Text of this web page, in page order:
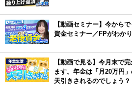
【動画セミナー】今から
資金セミナー／FPがわか
【動画で見る】今月末で
ます。年金は「月20万円
天引きされるのでしょう？